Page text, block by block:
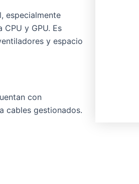
especialmente
y GPU. Es
y espacio
con
cables gestionados.